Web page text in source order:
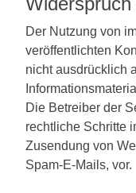
Der Nutzung von
veröffentlichten
nicht ausdrücklich
Die Betreiber der
rechtliche Schritte
Zusendung von
Spam-E-Mails, vor.